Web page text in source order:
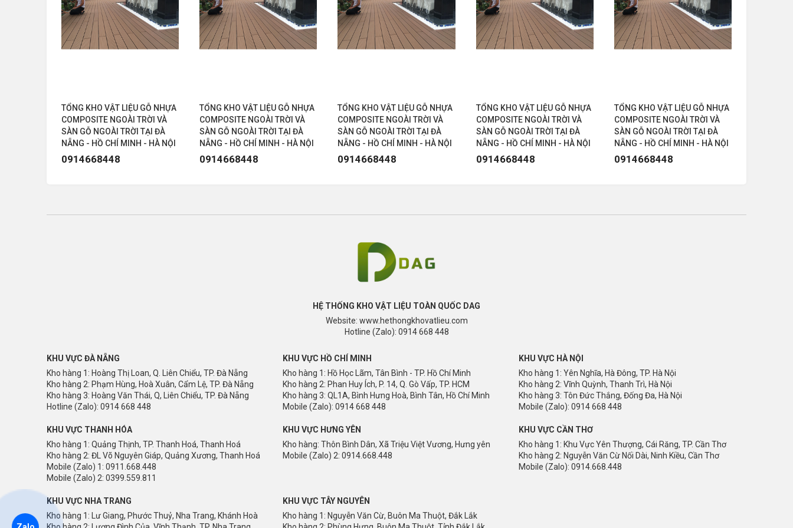
VẬT LIỆU SẢN XUẤT BÀN GHẾ GỖ NHỰA COMPOSITE NGOÀI TRỜI - BÀN GHẾ SÂN VƯỜN
Bề mặt được làm từ dòng vật liệu gỗ nhựa composite chuyên dụng ở ngoài trời có độ bền cực cao và rất sắc nét.
Khung của sản phẩm được làm bằng khung nhôm sơn tỉnh điện hoàn toàn chịu được thời tiết ngoài trời, độ bền trên
20 năm.
TỔNG KHO VẬT LIỆU GỖ NHỰA
COMPOSITE NGOÀI TRỜI VÀ
SÀN GỖ NGOÀI TRỜI TẠI ĐÀ
NẴNG - HỒ CHÍ MINH - HÀ NỘI
0914668448
TỔNG KHO VẬT LIỆU GỖ NHỰA
COMPOSITE NGOÀI TRỜI VÀ
SÀN GỖ NGOÀI TRỜI TẠI ĐÀ
NẴNG - HỒ CHÍ MINH - HÀ NỘI
0914668448
TỔNG KHO VẬT LIỆU GỖ NHỰA
COMPOSITE NGOÀI TRỜI VÀ
SÀN GỖ NGOÀI TRỜI TẠI ĐÀ
NẴNG - HỒ CHÍ MINH - HÀ NỘI
0914668448
TỔNG KHO VẬT LIỆU GỖ NHỰA
COMPOSITE NGOÀI TRỜI VÀ
SÀN GỖ NGOÀI TRỜI TẠI ĐÀ
NẴNG - HỒ CHÍ MINH - HÀ NỘI
0914668448
TỔNG KHO VẬT LIỆU GỖ NHỰA
COMPOSITE NGOÀI TRỜI VÀ
SÀN GỖ NGOÀI TRỜI TẠI ĐÀ
NẴNG - HỒ CHÍ MINH - HÀ NỘI
0914668448
HỆ THỐNG KHO VẬT LIỆU TOÀN QUỐC DAG
Website: www.hethongkhovatlieu.com
Hotline (Zalo): 0914 668 448
KHU VỰC ĐÀ NẴNG
Kho hàng 1: Hoàng Thị Loan, Q. Liên Chiểu, TP. Đà Nẵng
Kho hàng 2: Phạm Hùng, Hoà Xuân, Cẩm Lệ, TP. Đà Nẵng
Kho hàng 3: Hoàng Văn Thái, Q, Liên Chiểu, TP. Đà Nẵng
Hotline (Zalo): 0914 668 448
KHU VỰC HỒ CHÍ MINH
Kho hàng 1: Hồ Học Lãm, Tân Bình - TP. Hồ Chí Minh
Kho hàng 2: Phan Huy Ích, P. 14, Q. Gò Vấp, TP. HCM
Kho hàng 3: QL1A, Bình Hưng Hoà, Bình Tân, Hồ Chí Minh
Mobile (Zalo): 0914 668 448
KHU VỰC HÀ NỘI
Kho hàng 1: Yên Nghĩa, Hà Đông, TP. Hà Nội
Kho hàng 2: Vĩnh Quỳnh, Thanh Trì, Hà Nội
Kho hàng 3: Tôn Đức Thắng, Đống Đa, Hà Nội
Mobile (Zalo): 0914 668 448
KHU VỰC THANH HÓA
Kho hàng 1: Quảng Thịnh, TP. Thanh Hoá, Thanh Hoá
Kho hàng 2: ĐL Võ Nguyên Giáp, Quảng Xương, Thanh Hoá
Mobile (Zalo) 1: 0911.668.448
Mobile (Zalo) 2: 0399.559.811
KHU VỰC HƯNG YÊN
Kho hàng: Thôn Bình Dân, Xã Triệu Việt Vương, Hưng yên
Mobile (Zalo) 2: 0914.668.448
KHU VỰC CẦN THƠ
Kho hàng 1: Khu Vực Yên Thượng, Cái Răng, TP. Cần Thơ
Kho hàng 2: Nguyễn Văn Cừ Nối Dài, Ninh Kiều, Cần Thơ
Mobile (Zalo): 0914.668.448
KHU VỰC NHA TRANG
Kho hàng 1: Lư Giang, Phước Thuỷ, Nha Trang, Khánh Hoà
KHU VỰC TÂY NGUYÊN
Kho hàng 1: Nguyễn Văn Cừ, Buôn Ma Thuột, Đắk Lắk